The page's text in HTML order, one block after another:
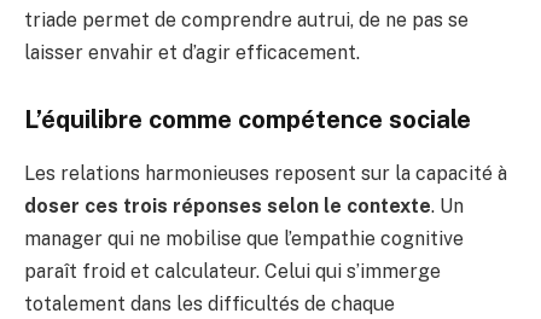
triade permet de comprendre autrui, de ne pas se
laisser envahir et d’agir efficacement.
L’équilibre comme compétence sociale
Les relations harmonieuses reposent sur la capacité à
doser ces trois réponses selon le contexte. Un
manager qui ne mobilise que l’empathie cognitive
paraît froid et calculateur. Celui qui s’immerge
totalement dans les difficultés de chaque